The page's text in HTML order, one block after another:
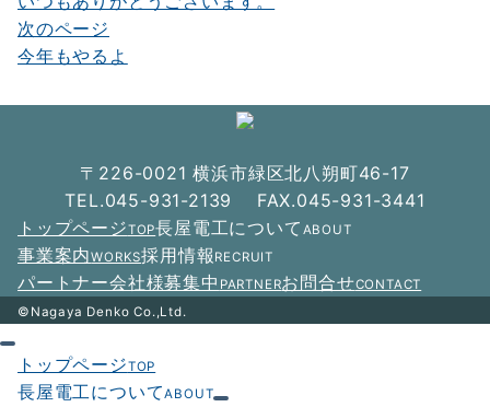
稿
ナ
ョ
ン
次のページ
今年もやるよ
〒226-0021 横浜市緑区北八朔町46-17
TEL.045-931-2139 FAX.045-931-3441
トップページTOP長屋電工について ABOUT
事業案内WORKS採用情報 RECRUIT
パートナー会社様募集中 PARTNERお問合せCONTACT
©Nagaya Denko Co.,Ltd.
トップページTOP
長屋電工についてABOUT